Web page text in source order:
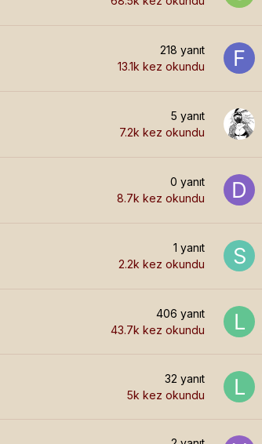
218 yanıt
13.1k kez okundu
5 yanıt
7.2k kez okundu
0 yanıt
8.7k kez okundu
1 yanıt
2.2k kez okundu
406 yanıt
43.7k kez okundu
32 yanıt
5k kez okundu